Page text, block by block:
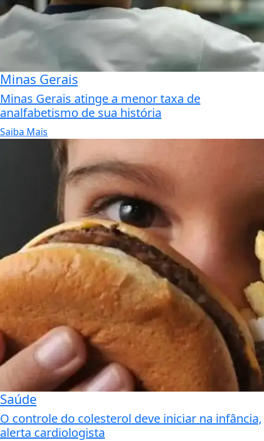
Minas Gerais
Minas Gerais atinge a menor taxa de
analfabetismo de sua história
Saiba Mais
Saúde
O controle do colesterol deve iniciar na infância,
alerta cardiologista